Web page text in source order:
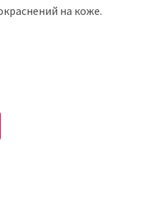
на коже.